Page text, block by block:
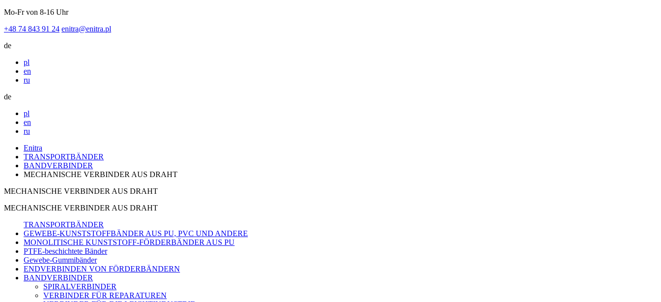
Mo-Fr von 8-16 Uhr
+48 74 843 91 24 enitra@enitra.pl
de
pl
en
ru
de
pl
en
ru
Enitra
TRANSPORTBÄNDER
BANDVERBINDER
MECHANISCHE VERBINDER AUS DRAHT
MECHANISCHE VERBINDER AUS DRAHT
MECHANISCHE VERBINDER AUS DRAHT
TRANSPORTBÄNDER
GEWEBE-KUNSTSTOFFBÄNDER AUS PU, PVC UND ANDERE
MONOLITISCHE KUNSTSTOFF-FÖRDERBÄNDER AUS PU
PTFE-beschichtete Bänder
Gewebe-Gummibänder
ENDVERBINDEN VON FÖRDERBÄNDERN
BANDVERBINDER
SPIRALVERBINDER
VERBINDER FÜR REPARATUREN